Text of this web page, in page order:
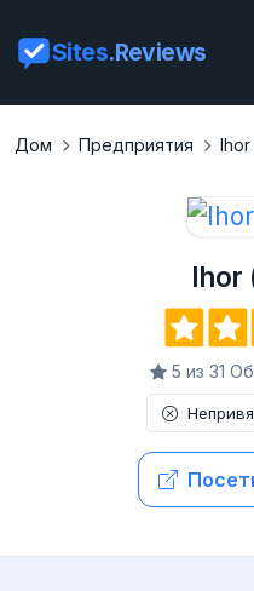
Sites.Reviews
Дом Предприятия
Ihor
5 из 31